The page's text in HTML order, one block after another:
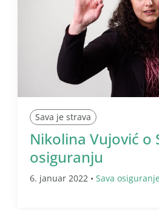
Sava je strava
Nikolina Vujović o
osiguranju
6. januar 2022 • Sava osiguranje